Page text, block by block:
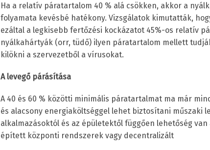
Ha a relatív páratartalom 40 % alá csökken, akkor a
folyamata kevésbé hatékony. Vizsgálatok kimutatták,
ezáltal a legkisebb fertőzési kockázatot 45%-os relatív
nyálkahártyák (orr, tüdő) ilyen páratartalom mellett
kilökni a szervezetből a vírusokat.
A levegő párásítása
A 40 és 60 % közötti minimális páratartalmat ma már
és alacsony energiaköltséggel lehet biztosítani műszaki
alkalmazásoktól és az épületektől függően lehetőség
épített központi rendszerek vagy decentralizált